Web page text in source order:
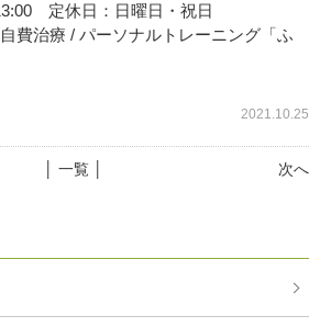
定休日：日曜日・祝日
費治療 / パーソナルトレーニング「ふ
2021.10.25
次へ
│ 一覧 │